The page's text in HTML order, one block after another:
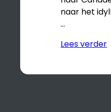
naar het
…
Lees verder